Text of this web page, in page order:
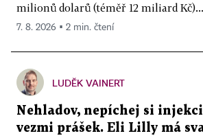
milionů dolarů (téměř 12 miliard Kč)...
7. 8. 2026 ▪ 2 min. čtení
LUDĚK VAINERT
Nehladov, nepíchej si
vezmi prášek. Eli Lilly má